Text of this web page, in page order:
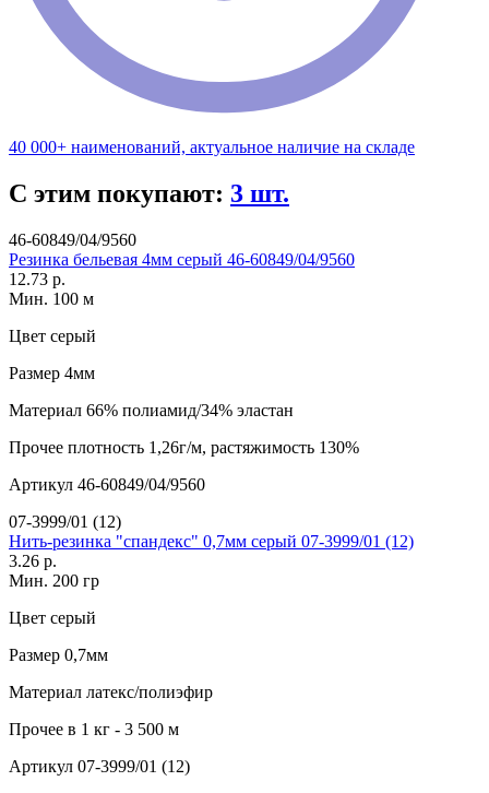
40 000+ наименований, актуальное наличие на складе
С этим покупают: 3 шт.
46-60849/04/9560
Резинка бельевая 4мм серый 46-60849/04/9560
12.73 р.
Мин. 100 м
Цвет серый
Размер 4мм
Материал 66% полиамид/34% эластан
Прочее плотность 1,26г/м, растяжимость 130%
Артикул 46-60849/04/9560
07-3999/01 (12)
Нить-резинка "спандекс" 0,7мм серый 07-3999/01 (12)
3.26 р.
Мин. 200 гр
Цвет серый
Размер 0,7мм
Материал латекс/полиэфир
Прочее в 1 кг - 3 500 м
Артикул 07-3999/01 (12)